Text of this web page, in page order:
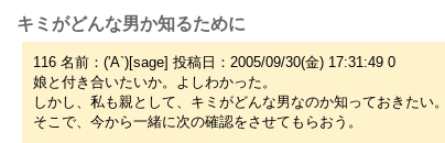
キミがどんな男か知るために
116 名前：('A`)[sage] 投稿日：2005/09/30(金) 17:31:49 0
娘と付き合いたいか。よしわかった。
しかし、私も親として、キミがどんな男なのか知っておきたい。
そこで、今から一緒に次の確認をさせてもらおう。